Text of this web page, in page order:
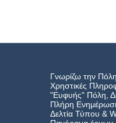
Γνωρίζω την Πόλη
Χρηστικές
"Ευφυής" Πόλη,
Πλήρη
Δελτία Τύπου &